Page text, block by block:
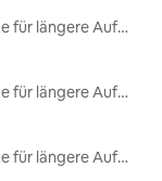
Unterkünfte für längere Aufenthalte
Unterkünfte für längere Aufenthalte
Unterkünfte für längere Aufenthalte